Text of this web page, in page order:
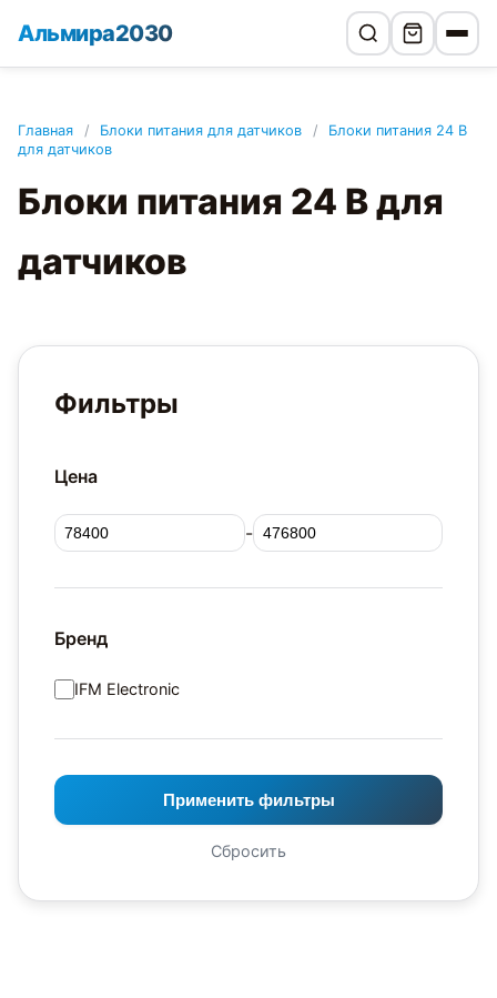
Альмира2030
Главная / Блоки питания для датчиков /
Блоки питания 24 В
для датчиков
Блоки питания 24 В для
датчиков
Фильтры
Цена
-
Бренд
IFM Electronic
Применить фильтры
Сбросить